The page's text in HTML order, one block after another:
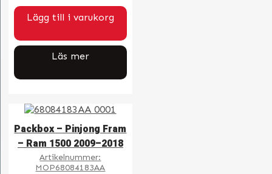
Lägg till i varukorg
Läs mer
Packbox – Pinjong Fram
– Ram 1500 2009–2018
Artikelnummer:
MOP68084183AA